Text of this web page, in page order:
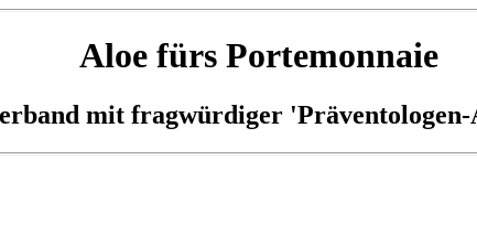
Aloe fürs Portemonnaie
mit fragwürdiger